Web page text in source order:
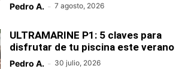
Pedro A. - 7 agosto, 2026
ULTRAMARINE P1: 5 claves para
disfrutar de tu piscina este verano
Pedro A. - 30 julio, 2026